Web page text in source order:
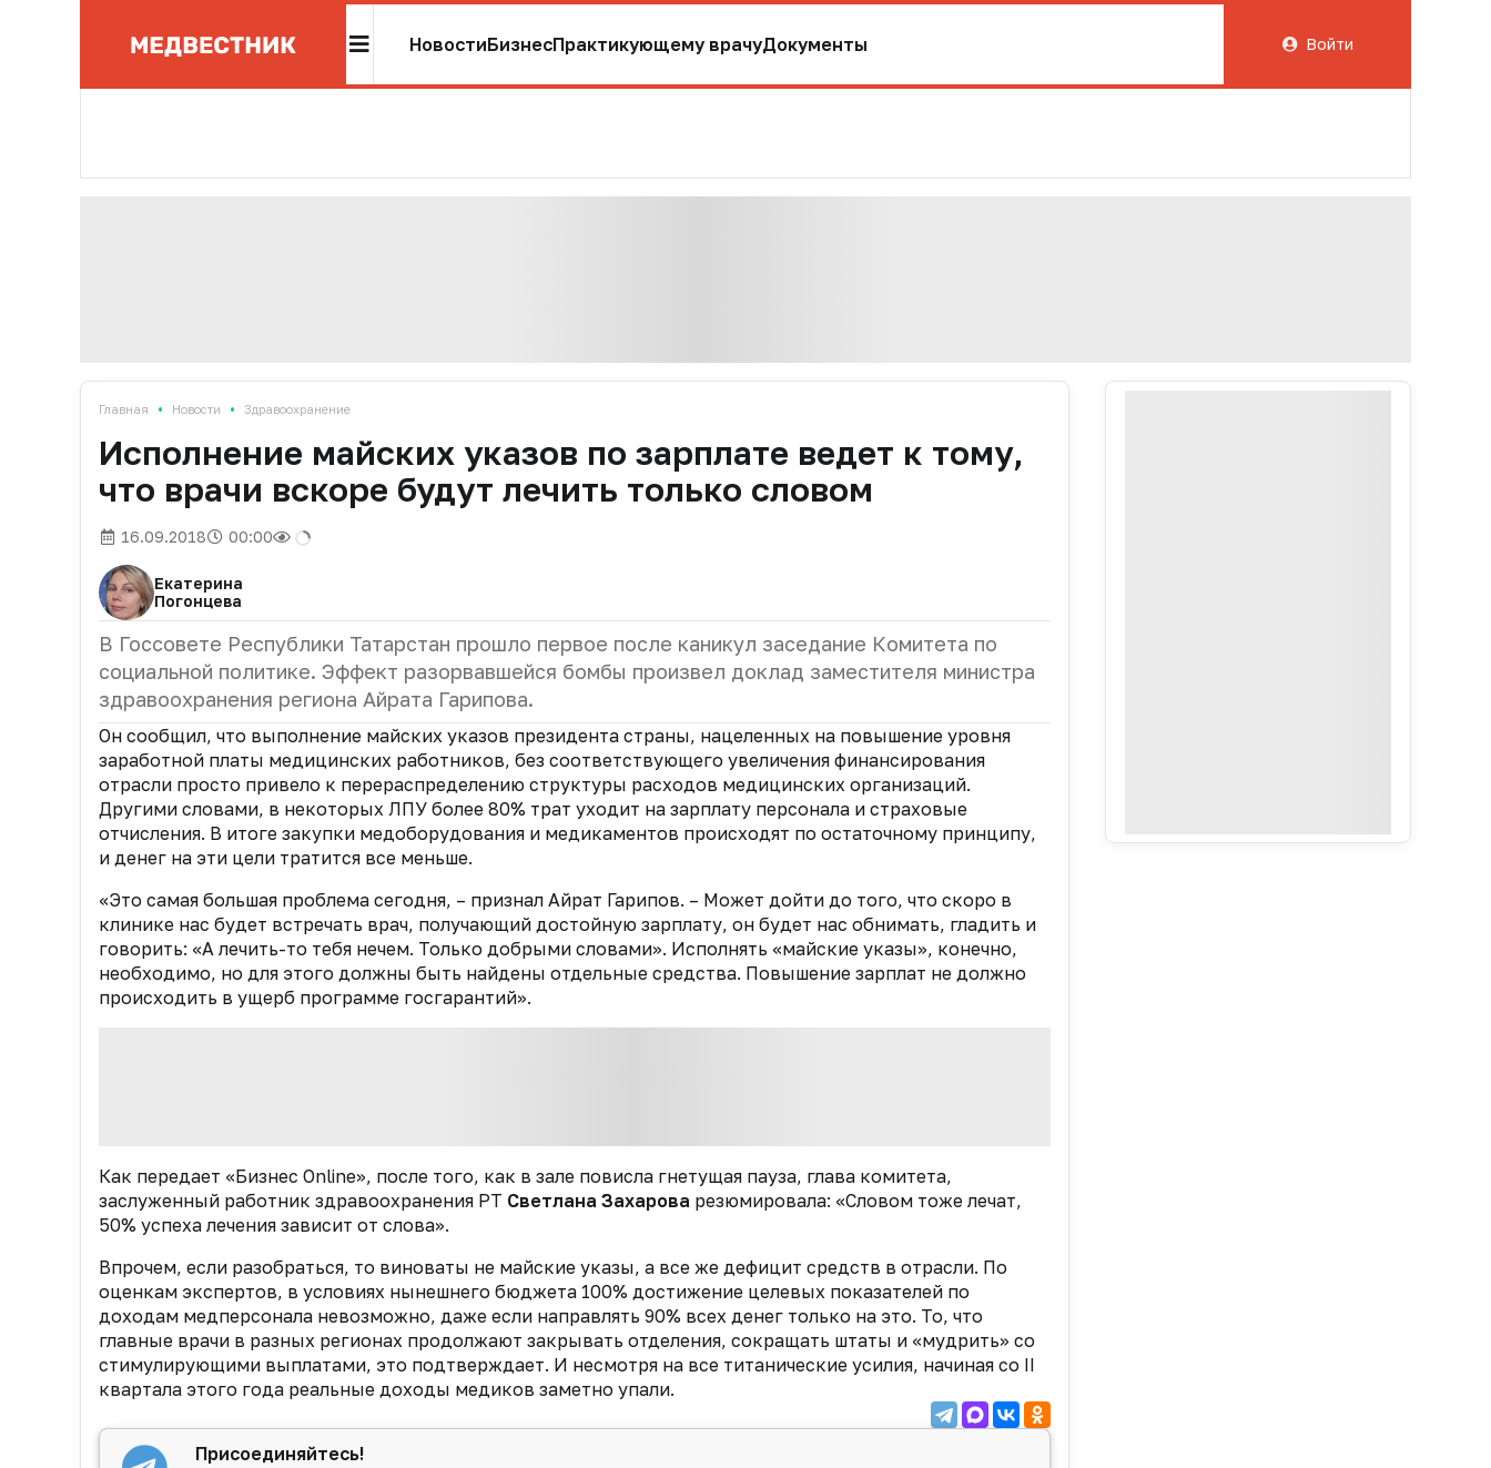
НовостиБизнесПрактикующему врачуДокументы Войти
Главная • Новости • Здравоохранение
Исполнение майских указов по зарплате ведет к тому,
что врачи вскоре будут лечить только словом
16.09.2018 00:00
Екатерина
Погонцева
В Госсовете Республики Татарстан прошло первое после каникул заседание Комитета по
социальной политике. Эффект разорвавшейся бомбы произвел доклад заместителя министра
здравоохранения региона Айрата Гарипова.
Он сообщил, что выполнение майских указов президента страны, нацеленных на повышение уровня
заработной платы медицинских работников, без соответствующего увеличения финансирования
отрасли просто привело к перераспределению структуры расходов медицинских организаций.
Другими словами, в некоторых ЛПУ более 80% трат уходит на зарплату персонала и страховые
отчисления. В итоге закупки медоборудования и медикаментов происходят по остаточному принципу,
и денег на эти цели тратится все меньше.
«Это самая большая проблема сегодня, – признал Айрат Гарипов. – Может дойти до того, что скоро в
клинике нас будет встречать врач, получающий достойную зарплату, он будет нас обнимать, гладить и
говорить: «А лечить-то тебя нечем. Только добрыми словами». Исполнять «майские указы», конечно,
необходимо, но для этого должны быть найдены отдельные средства. Повышение зарплат не должно
происходить в ущерб программе госгарантий».
Как передает «Бизнес Online», после того, как в зале повисла гнетущая пауза, глава комитета,
заслуженный работник здравоохранения РТ Светлана Захарова резюмировала: «Словом тоже лечат,
50% успеха лечения зависит от слова».
Впрочем, если разобраться, то виноваты не майские указы, а все же дефицит средств в отрасли. По
оценкам экспертов, в условиях нынешнего бюджета 100% достижение целевых показателей по
доходам медперсонала невозможно, даже если направлять 90% всех денег только на это. То, что
главные врачи в разных регионах продолжают закрывать отделения, сокращать штаты и «мудрить» со
стимулирующими выплатами, это подтверждает. И несмотря на все титанические усилия, начиная со II
квартала этого года реальные доходы медиков заметно упали.
Присоединяйтесь!